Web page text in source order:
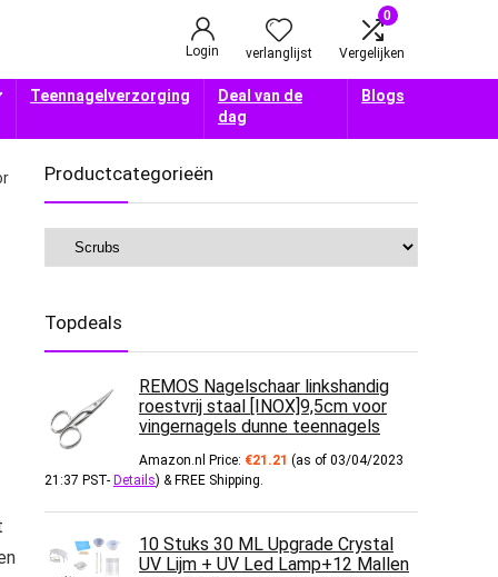
Login verlanglijst
0
Vergelijken
Teennagelverzorging
Deal van de
dag
Blogs
Productcategorieën
Topdeals
REMOS Nagelschaar linkshandig
roestvrij staal [INOX]9,5cm voor
vingernagels dunne teennagels
Amazon.nl Price: €21.21 (as of 03/04/2023
21:37 PST- Details) & FREE Shipping.
10 Stuks 30 ML Upgrade Crystal
UV Lijm + UV Led Lamp+12 Mallen